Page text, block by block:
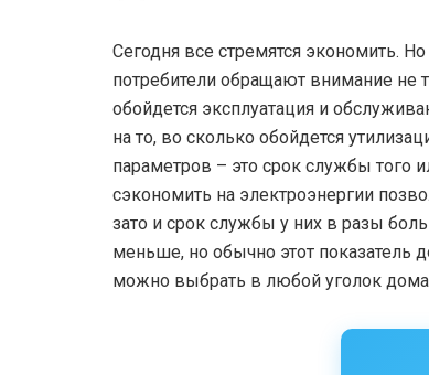
Сегодня все стремятся экономить.
потребители обращают внимание не
обойдется эксплуатация и
на то, во сколько обойдется
параметров – это срок службы того
сэкономить на электроэнергии
зато и срок службы у них в разы
меньше, но обычно этот показатель
можно выбрать в любой уголок